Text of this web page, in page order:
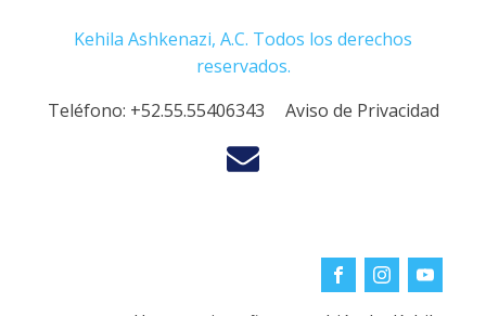
Kehila Ashkenazi, A.C. Todos los derechos
reservados.
Teléfono: +52.55.55406343 Aviso de Privacidad